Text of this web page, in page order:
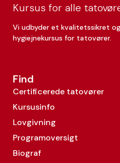
Kursus for alle
Vi udbyder et kvalitetssikret
hygiejnekursus for tatovører.
Find
Certificerede tatovører
Kursusinfo
Lovgivning
Programoversigt
Biograf